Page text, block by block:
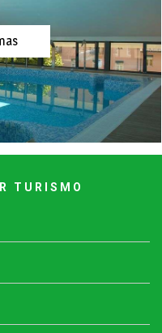
T U R I S M O